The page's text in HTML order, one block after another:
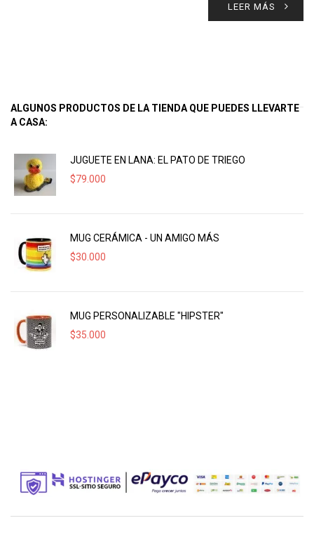
LEER MÁS
ALGUNOS PRODUCTOS DE LA TIENDA QUE PUEDES LLEVARTE
A CASA:
JUGUETE EN LANA: EL PATO DE TRIEGO
$79.000
MUG CERÁMICA - UN AMIGO MÁS
$30.000
MUG PERSONALIZABLE "HIPSTER"
$35.000